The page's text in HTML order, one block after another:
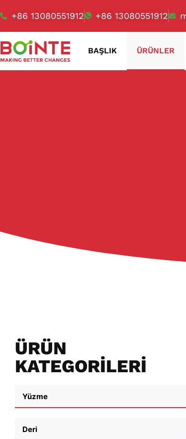
+86 13080551912 +86 13080551912
BAŞLIK ÜRÜNLER
ÜRÜN
KATEGORILERI
Yüzme
Deri
Ayrıntılar CAS